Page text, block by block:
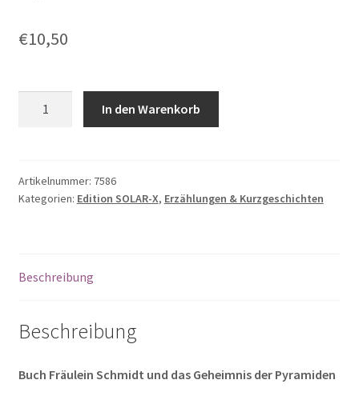
€10,50
Schmidt
und
Pyramiden
In den Warenkorb
Artikelnummer: 7586
Kategorien: Edition SOLAR-X, Erzählungen & Kurzgeschichten
Beschreibung
Beschreibung
Buch Fräulein Schmidt und das Geheimnis der Pyramiden